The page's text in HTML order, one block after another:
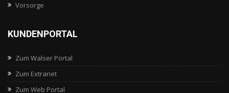
Vorsorge
KUNDENPORTAL
Zum Walser Portal
Zum Extranet
Zum Web Portal